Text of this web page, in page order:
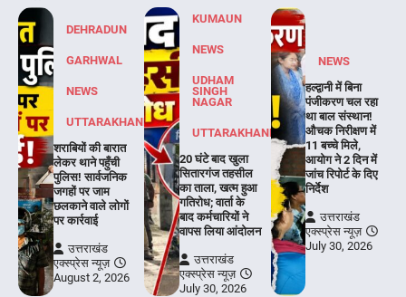
DEHRADUN
GARHWAL
NEWS
UTTARAKHAND
शराबियों की बारात
लेकर थाने पहुँची
पुलिस! सार्वजनिक
जगहों पर जाम
छलकाने वाले लोगों
पर कार्रवाई
उत्तराखंड
एक्स्प्रेस न्यूज़
August 2, 2026
KUMAUN
NEWS
UDHAM
SINGH
NAGAR
UTTARAKHAND
20 घंटे बाद खुला
सितारगंज तहसील
का ताला, खत्म हुआ
गतिरोध; वार्ता के
बाद कर्मचारियों ने
वापस लिया आंदोलन
उत्तराखंड
एक्स्प्रेस न्यूज़
July 30, 2026
NEWS
हल्द्वानी में बिना
पंजीकरण चल रहा
था बाल संस्थान!
औचक निरीक्षण में
11 बच्चे मिले,
आयोग ने 2 दिन में
जांच रिपोर्ट के दिए
निर्देश
उत्तराखंड
एक्स्प्रेस न्यूज़
July 30, 2026